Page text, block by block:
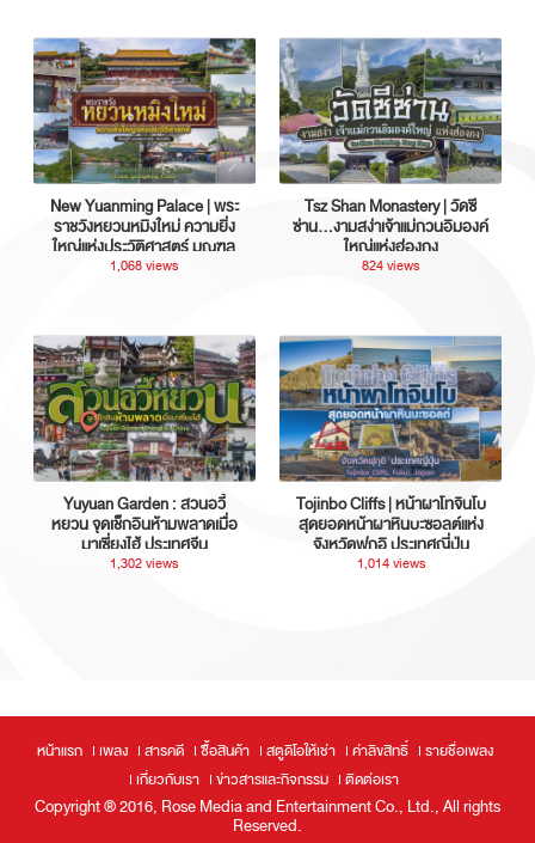
New Yuanming Palace | พระ
ราชวังหยวนหมิงใหม่ ความยิ่ง
ใหญ่แห่งประวัติศาสตร์ มณฑล
กวางตุ้ง ประเทศจีน
1,068 views
Tsz Shan Monastery | วัดซี
ซ่าน…งามสง่าเจ้าแม่กวนอิมองค์
ใหญ่แห่งฮ่องกง
824 views
Yuyuan Garden : สวนอวี้
หยวน จุดเช็กอินห้ามพลาดเมื่อ
มาเซี่ยงไฮ้ ประเทศจีน
1,302 views
Tojinbo Cliffs | หน้าผาโทจินโบ
สุดยอดหน้าผาหินบะซอลต์แห่ง
จังหวัดฟุกุอิ ประเทศญี่ปุ่น
1,014 views
หน้าแรก เพลง สารคดี ซื้อสินค้า สตูดิโอให้เช่า ค่าลิขสิทธิ์
รายชื่อเพลง
เกี่ยวกับเรา
ข่าวสารและกิจกรรม ติดต่อเรา
Copyright ® 2016, Rose Media and Entertainment Co., Ltd., All rights
Reserved.